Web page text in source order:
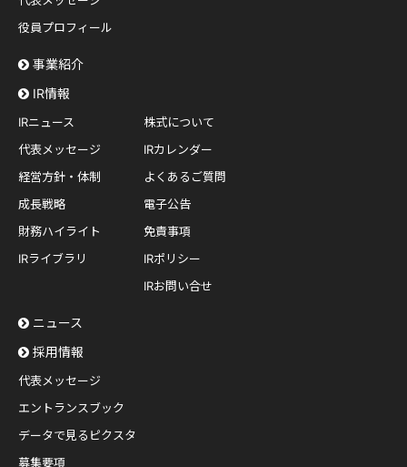
役員プロフィール
事業紹介
IR情報
IRニュース
代表メッセージ
経営方針・体制
成長戦略
財務ハイライト
IRライブラリ
株式について
IRカレンダー
よくあるご質問
電子公告
免責事項
IRポリシー
IRお問い合せ
ニュース
採用情報
代表メッセージ
エントランスブック
データで見るピクスタ
募集要項